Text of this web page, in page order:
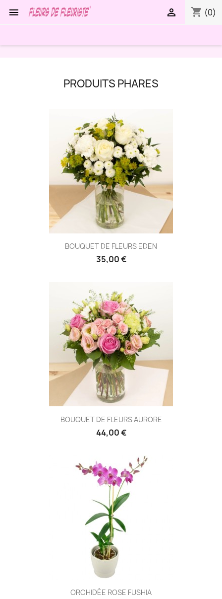
 shopping_cart (0)

PRODUITS PHARES
BOUQUET DE FLEURS EDEN
35,00 €
BOUQUET DE FLEURS AURORE
44,00 €
ORCHIDÉE ROSE FUSHIA